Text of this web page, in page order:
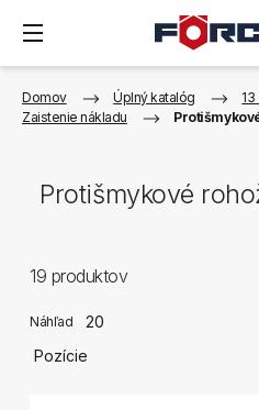
Domov Úplný katalóg
Zaistenie nákladu
Protišmykové
19 produktov
Náhľad